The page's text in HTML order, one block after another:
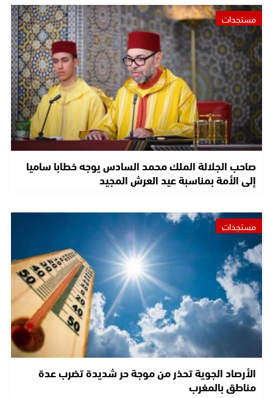
مستجدات
صاحب الجلالة الملك محمد السادس يوجه خطابا ساميا
إلى الأمة بمناسبة عيد العرش المجيد
مستجدات
الأرصاد الجوية تحذر من موجة حر شديدة تضرب عدة
مناطق بالمغرب